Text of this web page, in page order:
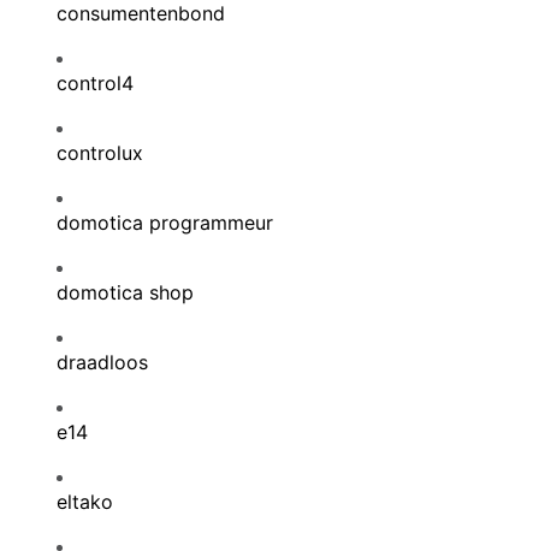
consumentenbond
control4
controlux
domotica programmeur
domotica shop
draadloos
e14
eltako